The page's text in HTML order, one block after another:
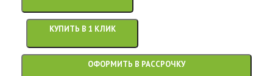
КУПИТЬ В 1 КЛИК
ОФОРМИТЬ В РАССРОЧКУ